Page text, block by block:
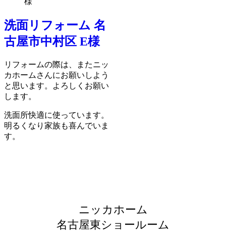
洗面リフォーム 名
古屋市中村区 E様
リフォームの際は、またニッ
カホームさんにお願いしよう
と思います。よろしくお願い
します。
洗面所快適に使っています。
明るくなり家族も喜んでいま
す。
ニッカホーム
名古屋東ショールーム